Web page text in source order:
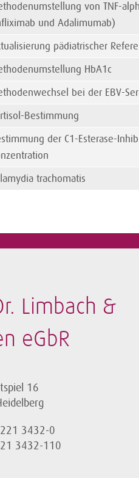
von TNF-
und Adalimumab)
pädiatrischer
HbA1c
bei der EBV-
Bestimmung
der C1-Esterase-
trachomatis
Limbach &
eGbR
16
3432-0
3432-110